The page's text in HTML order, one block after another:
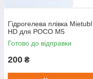
Гідрогелева плівка Mietubl
HD для POCO M5
Готово до відправки
200 ₴